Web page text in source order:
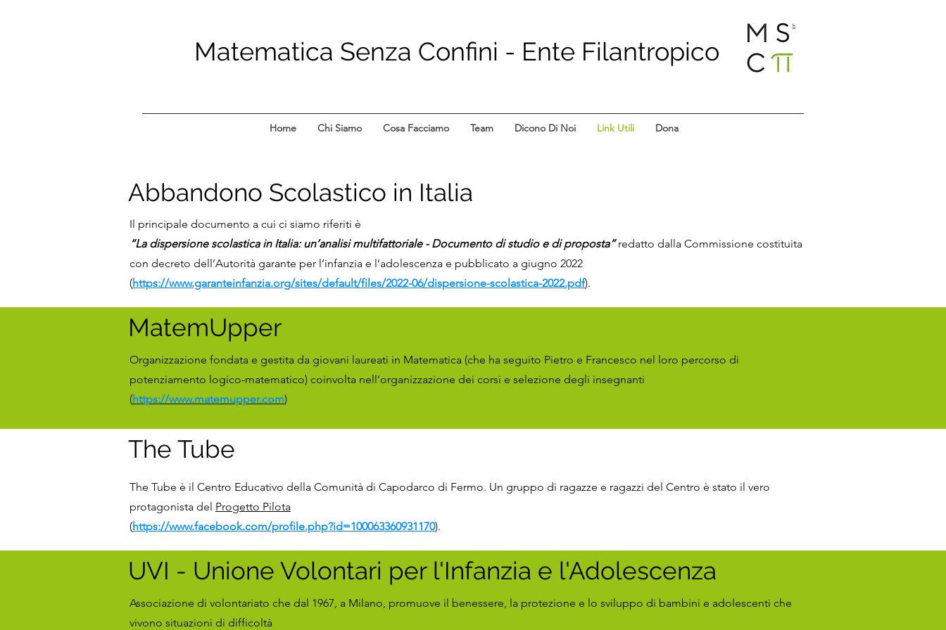
Matematica Senza Confini - Ente Filantropico
Home Chi Siamo Cosa Facciamo Team Dicono Di Noi Link Utili Dona
Abbandono Scolastico in Italia
Il principale documento a cui ci siamo riferiti è
“La dispersione scolastica in Italia: un’analisi multifattoriale - Documento di studio e di proposta”redatto dalla Commissione costituita
con decreto dell’Autorità garante per l’infanzia e l’adolescenza e pubblicato a giugno 2022
(https://www.garanteinfanzia.org/sites/default/files/2022-06/dispersione-scolastica-2022.pdf).
MatemUpper
Organizzazione fondata e gestita da giovani laureati in Matematica (che ha seguito Pietro e Francesco nel loro percorso di
potenziamento logico-matematico) coinvolta nell’organizzazione dei corsi e selezione degli insegnanti
(https://www.matemupper.com)
The Tube
The Tube è il Centro Educativo della Comunità di Capodarco di Fermo. Un gruppo di ragazze e ragazzi del Centro è stato il vero
protagonista del Progetto Pilota
(https://www.facebook.com/profile.php?id=100063360931170).
UVI - Unione Volontari per l'Infanzia e l'Adolescenza
Associazione di volontariato che dal 1967, a Milano, promuove il benessere, la protezione e lo sviluppo di bambini e adolescenti che
vivono situazioni di difficoltà